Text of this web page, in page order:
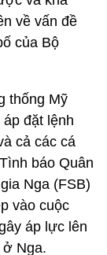
về vấn đề
của Bộ
thống Mỹ
đặt lệnh
cả các cá
báo Quân
Nga (FSB)
vào cuộc
áp lực lên
ở Nga.